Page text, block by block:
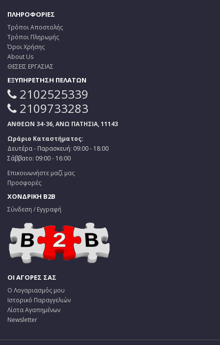
ΠΛΗΡΟΦΟΡΙΕΣ
Τρόποι Αποστολής
Τρόποι Πληρωμής
Όροι Χρήσης
About Us
ΘΕΣΕΙΣ ΕΡΓΑΣΙΑΣ
ΕΞΥΠΗΡΕΤΗΣΗ ΠΕΛΑΤΩΝ
2102525339
2109733283
ΑΝΘΕΩΝ 34-36, ΑΝΩ ΠΑΤΗΣΙΑ, 11143
Ωράριο Καταστήματος:
Δευτέρα - Παρασκευή: 09:00 - 18:00
Σάββατο: 09:00 - 16:00
Επικοινωνήστε μαζί μας
Προσφορές
ΧΟΝΔΡΙΚΗ B2B
Σύνδεση / Εγγραφή
ΟΙ ΑΓΟΡΕΣ ΣΑΣ
Ο Λογαριασμός μου
Ιστορικό Παραγγελιών
Λίστα Αγαπημένων
Newsletter